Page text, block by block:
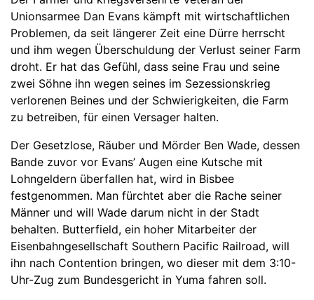
Unionsarmee Dan Evans kämpft mit wirtschaftlichen
Problemen, da seit längerer Zeit eine Dürre herrscht
und ihm wegen Überschuldung der Verlust seiner Farm
droht. Er hat das Gefühl, dass seine Frau und seine
zwei Söhne ihn wegen seines im Sezessionskrieg
verlorenen Beines und der Schwierigkeiten, die Farm
zu betreiben, für einen Versager halten.
Der Gesetzlose, Räuber und Mörder Ben Wade, dessen
Bande zuvor vor Evans’ Augen eine Kutsche mit
Lohngeldern überfallen hat, wird in Bisbee
festgenommen. Man fürchtet aber die Rache seiner
Männer und will Wade darum nicht in der Stadt
behalten. Butterfield, ein hoher Mitarbeiter der
Eisenbahngesellschaft Southern Pacific Railroad, will
ihn nach Contention bringen, wo dieser mit dem 3:10-
Uhr-Zug zum Bundesgericht in Yuma fahren soll.